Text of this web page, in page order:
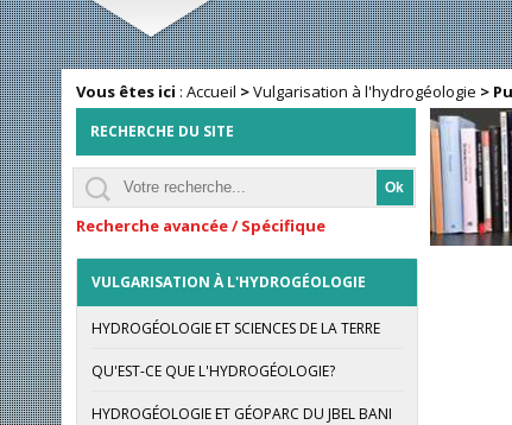
Vous êtes ici :Accueil >Vulgarisation à l'hydrogéologie >
RECHERCHE DU SITE
Recherche avancée / Spécifique
VULGARISATION À L'HYDROGÉOLOGIE
HYDROGÉOLOGIE ET SCIENCES DE LA TERRE
QU'EST-CE QUE L'HYDROGÉOLOGIE?
HYDROGÉOLOGIE ET GÉOPARC DU JBEL BANI